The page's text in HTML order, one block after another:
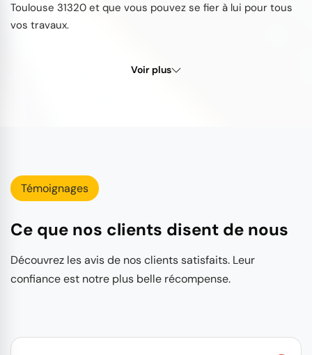
Toulouse 31320 et que vous pouvez se fier à lui pour tous
vos travaux.
Voir plus
Témoignages
Ce que nos clients disent de nous
Découvrez les avis de nos clients satisfaits. Leur
confiance est notre plus belle récompense.